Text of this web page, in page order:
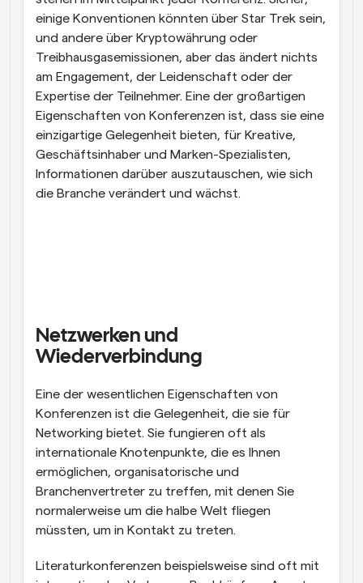
einige Konventionen könnten über Star Trek sein,
und andere über Kryptowährung oder
Treibhausgasemissionen, aber das ändert nichts
am Engagement, der Leidenschaft oder der
Expertise der Teilnehmer. Eine der großartigen
Eigenschaften von Konferenzen ist, dass sie eine
einzigartige Gelegenheit bieten, für Kreative,
Geschäftsinhaber und Marken-Spezialisten,
Informationen darüber auszutauschen, wie sich
die Branche verändert und wächst.
Netzwerken und
Wiederverbindung
Eine der wesentlichen Eigenschaften von
Konferenzen ist die Gelegenheit, die sie für
Networking bietet. Sie fungieren oft als
internationale Knotenpunkte, die es Ihnen
ermöglichen, organisatorische und
Branchenvertreter zu treffen, mit denen Sie
normalerweise um die halbe Welt fliegen
müssten, um in Kontakt zu treten.
Literaturkonferenzen beispielsweise sind oft mit